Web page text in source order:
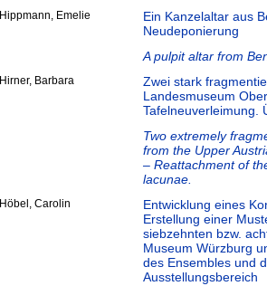
Hippmann, Emelie
Ein Kanzelaltar aus
Neudeponierung
A pulpit altar from
Hirner, Barbara
Zwei stark
Landesmuseum
Tafelneuverleimung.
Two extremely
from the Upper
– Reattachment of
lacunae.
Höbel, Carolin
Entwicklung eines
Erstellung einer
siebzehnten bzw.
Museum Würzburg
des Ensembles und
Ausstellungsbereich